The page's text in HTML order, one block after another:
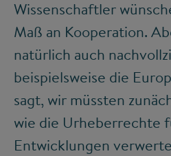
Wissenschaftler
Maß an Kooperation.
natürlich auch
beispielsweise die
sagt, wir müssten
wie die Urheberrechte
Entwicklungen